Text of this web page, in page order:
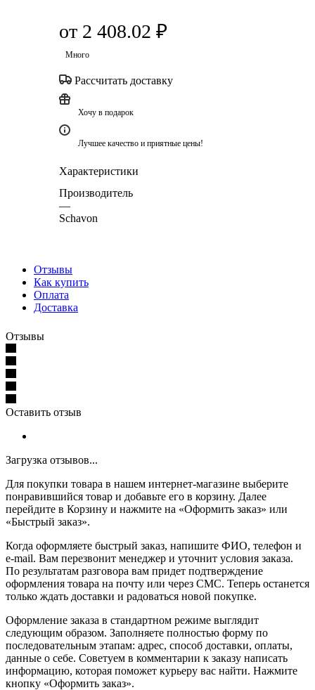
от 2 408.02 ₽
Много
Рассчитать доставку
Хочу в подарок
Лучшее качество и приятные цены!
Характеристики
Производитель
—
Schavon
Отзывы
Как купить
Оплата
Доставка
Отзывы
Оставить отзыв
Загрузка отзывов...
Для покупки товара в нашем интернет-магазине выберите
понравившийся товар и добавьте его в корзину. Далее
перейдите в Корзину и нажмите на «Оформить заказ» или
«Быстрый заказ».
Когда оформляете быстрый заказ, напишите ФИО, телефон и
e-mail. Вам перезвонит менеджер и уточнит условия заказа.
По результатам разговора вам придет подтверждение
оформления товара на почту или через СМС. Теперь останется
только ждать доставки и радоваться новой покупке.
Оформление заказа в стандартном режиме выглядит
следующим образом. Заполняете полностью форму по
последовательным этапам: адрес, способ доставки, оплаты,
данные о себе. Советуем в комментарии к заказу написать
информацию, которая поможет курьеру вас найти. Нажмите
кнопку «Оформить заказ».